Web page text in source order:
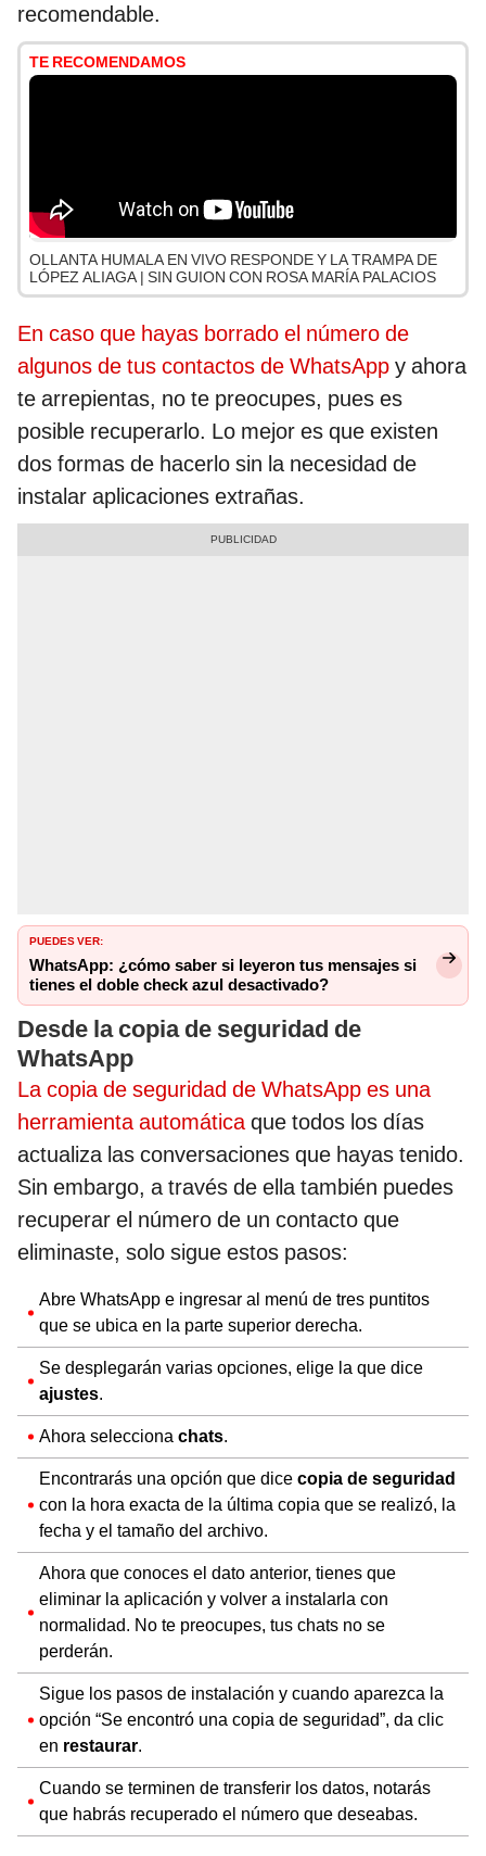
recomendable.
TE RECOMENDAMOS
OLLANTA HUMALA EN VIVO RESPONDE Y LA TRAMPA DE
LÓPEZ ALIAGA | SIN GUION CON ROSA MARÍA PALACIOS
En caso que hayas borrado el número de
algunos de tus contactos de WhatsApp y ahora
te arrepientas, no te preocupes, pues es
posible recuperarlo. Lo mejor es que existen
dos formas de hacerlo sin la necesidad de
instalar aplicaciones extrañas.
PUEDES VER:
WhatsApp: ¿cómo saber si leyeron tus mensajes si
tienes el doble check azul desactivado?
Desde la copia de seguridad de
WhatsApp
La copia de seguridad de WhatsApp es una
herramienta automáticaque todos los días
actualiza las conversaciones que hayas tenido.
Sin embargo, a través de ella también puedes
recuperar el número de un contacto que
eliminaste, solo sigue estos pasos:
Abre WhatsApp e ingresar al menú de tres puntitos
que se ubica en la parte superior derecha.
Se desplegarán varias opciones, elige la que dice
ajustes.
Ahora selecciona chats.
Encontrarás una opción que dice copia de seguridad
con la hora exacta de la última copia que se realizó, la
fecha y el tamaño del archivo.
Ahora que conoces el dato anterior, tienes que
eliminar la aplicación y volver a instalarla con
normalidad. No te preocupes, tus chats no se
perderán.
Sigue los pasos de instalación y cuando aparezca la
opción “Se encontró una copia de seguridad”, da clic
en restaurar.
Cuando se terminen de transferir los datos, notarás
que habrás recuperado el número que deseabas.